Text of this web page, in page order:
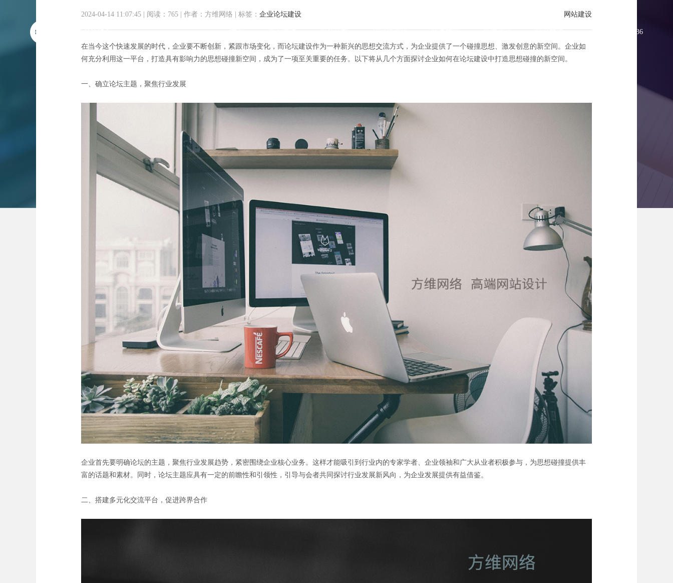
首页 关于方维 服务范围 我们的作品 解决方案 新闻资讯 联系方维 0755-83896336
论坛建设新风向：企业如何打造思想碰撞的新空间
网站建设
2024-04-14 11:07:45 阅读：765 作者：方维网络 标签： 企业论坛建设
在当今这个快速发展的时代，企业要不断创新，紧跟市场变化，而论坛建设作为一种新兴的思想交流方式，为企业提供了一个碰撞思想、激发创意的新空间。企业如
何充分利用这一平台，打造具有影响力的思想碰撞新空间，成为了一项至关重要的任务。以下将从几个方面探讨企业如何在论坛建设中打造思想碰撞的新空间。
一、确立论坛主题，聚焦行业发展
企业首先要明确论坛的主题，聚焦行业发展趋势，紧密围绕企业核心业务。这样才能吸引到行业内的专家学者、企业领袖和广大从业者积极参与，为思想碰撞提供丰
富的话题和素材。同时，论坛主题应具有一定的前瞻性和引领性，引导与会者共同探讨行业发展新风向，为企业发展提供有益借鉴。
二、搭建多元化交流平台，促进跨界合作